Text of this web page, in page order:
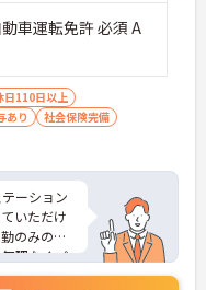
車運転免許 必須 A
日110日以上
あり
社会保険完備
ーション
いただけ
のみのご
理なくご
面接対策